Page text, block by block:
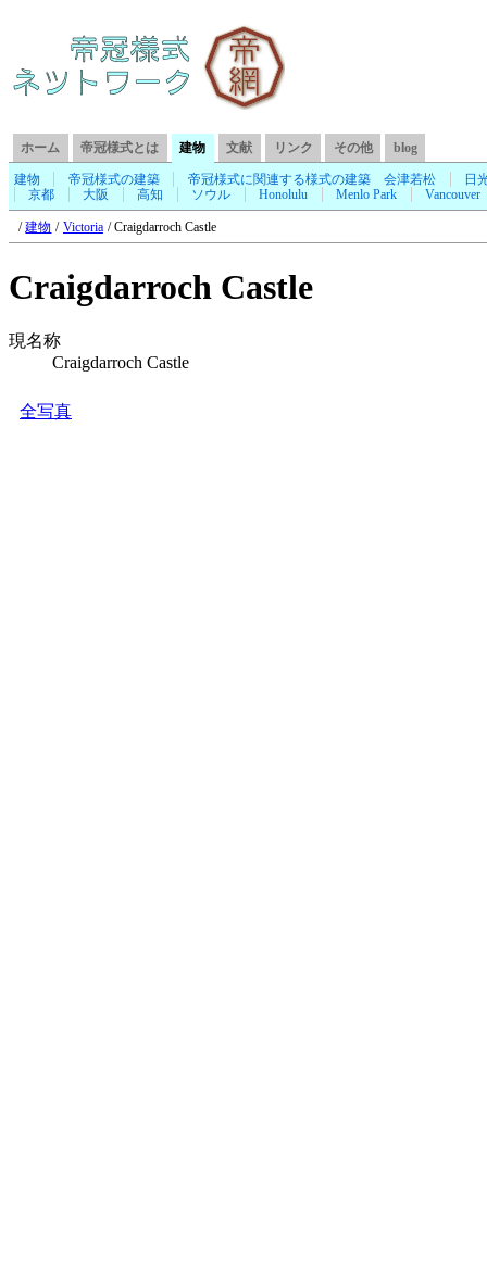
ホーム 帝冠様式とは 建物 文献 リンク その他 blog
建物 帝冠様式の建築 帝冠様式に関連する様式の建築 会津若松
日
京都
大阪 高知 ソウル Honolulu Menlo Park Vancouver
建物 Victoria Craigdarroch Castle
Craigdarroch Castle
現名称
Craigdarroch Castle
全写真